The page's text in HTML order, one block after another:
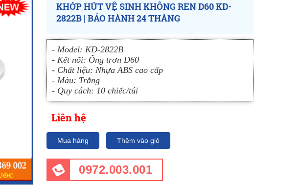
KHỚP HÚT VỆ SINH KHÔNG REN D60 KD-
2822B | BẢO HÀNH 24 THÁNG
- Model: KD-2822B
- Kết nối: Ống trơn D60
- Chất liệu: Nhựa ABS cao cấp
- Màu: Trắng
- Quy cách: 10 chiếc/túi
Liên hệ
Mua hàng Thêm vào giỏ
0972.003.001